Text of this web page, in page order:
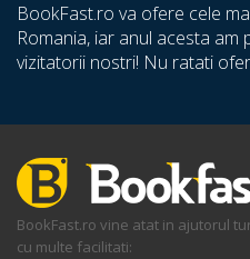
BookFast.ro va ofere cele
Romania, iar anul acesta
vizitatorii nostri! Nu ratati
BookFast.ro vine atat in ajutorul
cu multe facilitati: